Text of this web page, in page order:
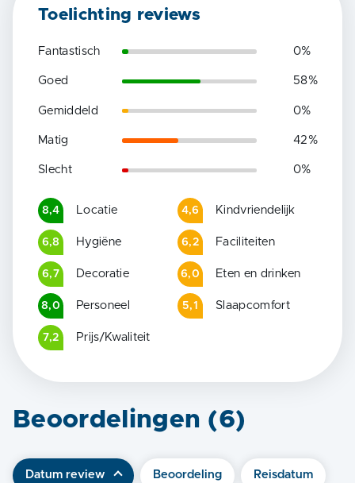
Toelichting reviews
Fantastisch 0%
Goed 58%
Gemiddeld 0%
Matig 42 %
Slecht 0%
8,4 Locatie 4,6 Kindvriendelijk
6,8 Hygiëne 6,2 Faciliteiten
6,7 Decoratie 6,0 Eten en drinken
8,0 Personeel 5,1 Slaapcomfort
7,2 Prijs/Kwaliteit
Beoordelingen (6)
Datum review Beoordeling Reisdatum